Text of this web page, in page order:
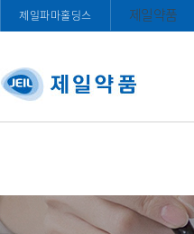
제일파마홀딩스 제일약품